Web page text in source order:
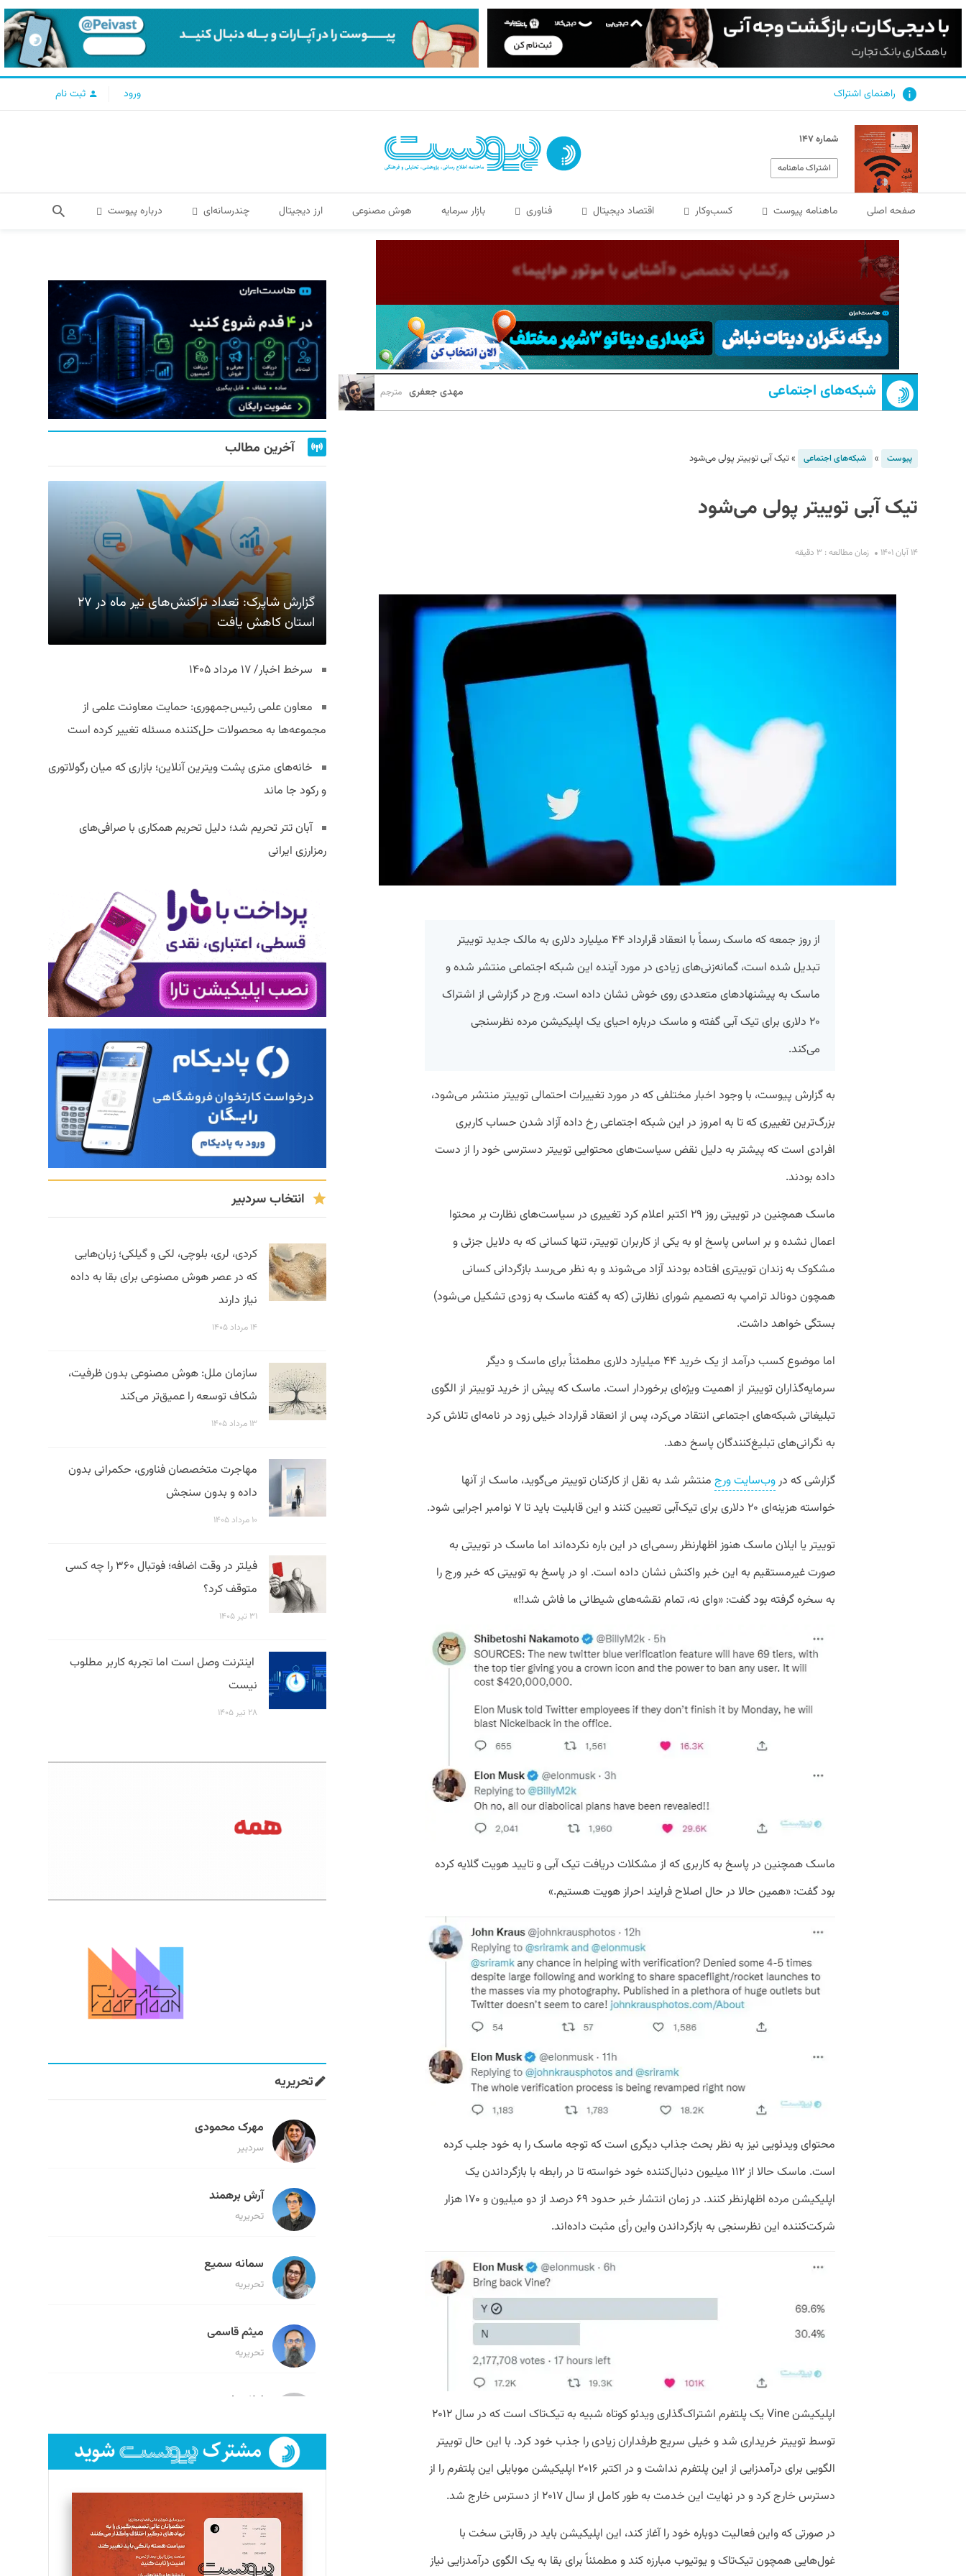
راهنمای اشتراک ورود ثبت نام
شماره ۱۴۷
اشتراک ماهنامه
صفحه اصلی ماهنامه پیوست کسب‌و‌کار اقتصاد دیجیتال فناوری بازار سرمایه هوش مصنوعی ارز دیجیتال چندرسانه‌ای درباره پیوست
شبکه‌های اجتماعی مهدی جعفری مترجم
پیوست » شبکه‌های اجتماعی »تیک آبی توییتر پولی می‌شود
تیک آبی توییتر پولی می‌شود
۱۴ آبان ۱۴۰۱ زمان مطالعه : ۳ دقیقه
از روز جمعه که ماسک رسماً با انعقاد قرارداد ۴۴ میلیارد دلاری به مالک جدید توییتر
تبدیل شده است، گمانه‌زنی‌های زیادی در مورد آینده این شبکه اجتماعی منتشر شده و
ماسک به پیشنهادهای متعددی روی خوش نشان داده‌ است. ورج در گزارشی از اشتراک
۲۰ دلاری برای تیک آبی گفته و ماسک درباره احیای یک اپلیکیشن مرده نظرسنجی
می‌کند.
به گزارش پیوست، با وجود اخبار مختلفی که در مورد تغییرات احتمالی توییتر منتشر می‌شود،
بزرگ‌ترین تغییری که تا به امروز در این شبکه اجتماعی رخ داده آزاد شدن حساب کاربری
افرادی است که پیشتر به دلیل نقض سیاست‌های محتوایی توییتر دسترسی خود را از دست
داده بودند.
ماسک همچنین در توییتی روز ۲۹ اکتبر اعلام کرد تغییری در سیاست‌های نظارت بر محتوا
اعمال نشده و بر اساس پاسخ او به یکی از کاربران توییتر، تنها کسانی که به دلایل جزئی و
مشکوک به زندان توییتری افتاده بودند آزاد می‌شوند و به نظر می‌رسد بازگردانی کسانی
همچون دونالد ترامپ به تصمیم شورای نظارتی (که به گفته ماسک به زودی تشکیل می‌شود)
بستگی خواهد داشت.
اما موضوع کسب درآمد از یک خرید ۴۴ میلیارد دلاری مطمئناً برای ماسک و دیگر
سرمایه‌گذاران توییتر از اهمیت ویژه‌ای برخوردار است. ماسک که پیش از خرید توییتر از الگوی
تبلیغاتی شبکه‌های اجتماعی انتقاد می‌کرد، پس از انعقاد قرارداد خیلی زود در نامه‌ای تلاش کرد
به نگرانی‌های تبلیغ‌کنندگان پاسخ دهد.
گزارشی که دروب‌سایت ورج منتشر شد به نقل از کارکنان توییتر می‌گوید، ماسک از آنها
خواسته هزینه‌ای ۲۰ دلاری برای تیک‌آبی تعیین کنند و این قابلیت باید تا ۷ نوامبر اجرایی شود.
توییتر یا ایلان ماسک هنوز اظهارنظر رسمی‌ای در این باره نکرده‌اند اما ماسک در توییتی به
صورت غیرمستقیم به این خبر واکنش نشان داده است. او در پاسخ به توییتی که خبر ورج را
به سخره گرفته بود گفت: «وای نه، تمام نقشه‌های شیطانی ما فاش شد!!»
ماسک همچنین در پاسخ به کاربری که از مشکلات دریافت تیک‌ آبی و تایید هویت گلایه کرده
بود گفت: «همین حالا در حال اصلاح فرایند احراز هویت هستیم.»
محتوای ویدئویی نیز به نظر بحث جذاب دیگری است که توجه ماسک را به خود جلب کرده
است. ماسک حالا از ۱۱۲ میلیون دنبال‌کننده خود خواسته تا در رابطه با بازگرداندن یک
اپلیکیشن مرده اظهارنظر کنند. در زمان انتشار خبر حدود ۶۹ درصد از دو میلیون و ۱۷۰ هزار
شرکت‌کننده این نظرسنجی به بازگرداندن واین رأی مثبت داده‌اند.
توسط توییتر خریداری شد و خیلی سریع طرفداران زیادی را جذب خود کرد. با این حال توییتر
الگویی برای درآمدزایی از این پلتفرم نداشت و در اکتبر ۲۰۱۶ اپلیکیشن موبایلی این پلتفرم را از
دسترس خارج کرد و در نهایت این خدمت به طور کامل از سال ۲۰۱۷ از دسترس خارج شد.
در صورتی که واین فعالیت دوباره خود را آغاز کند، این اپلیکیشن باید در رقابتی سخت با
غول‌هایی همچون تیک‌تاک و یوتیوب مبارزه کند و مطمئناً برای بقا به یک الگوی درآمدزایی نیاز
آخرین مطالب
گزارش شاپرک: تعداد تراکنش‌های تیر ماه در ۲۷
استان‌ کاهش یافت
سرخط اخبار/ ۱۷ مرداد ۱۴۰۵
معاون علمی رئیس‌جمهوری: حمایت معاونت علمی از
مجموعه‌ها به محصولات حل‌کننده مسئله تغییر کرده است
خانه‌های متری پشت ویترین آنلاین؛ بازاری که میان رگولاتوری
و رکود جا ماند
آبان تتر تحریم شد؛ دلیل تحریم همکاری با صرافی‌های
رمزارزی ایرانی
انتخاب سردبیر
کردی، لری، بلوچی، لکی و گیلکی؛ زبان‌هایی
که در عصر هوش مصنوعی برای بقا به داده
نیاز دارند
۱۴ مرداد ۱۴۰۵
سازمان ملل: هوش مصنوعی بدون ظرفیت،
شکاف توسعه را عمیق‌تر می‌کند
۱۳ مرداد ۱۴۰۵
مهاجرت متخصصان فناوری، حکمرانی بدون
داده و بدون سنجش
۱۰ مرداد ۱۴۰۵
فیلتر در وقت اضافه؛ فوتبال ۳۶۰ را چه کسی
متوقف کرد؟
۳۱ تیر ۱۴۰۵
اینترنت وصل است اما تجربه کاربر مطلوب
نیست
۲۸ تیر ۱۴۰۵
تحریریه
مهرک محمودی
سردبیر
آرش برهمند
تحریریه
سمانه سمیع
تحریریه
میثم قاسمی
تحریریه
لیلا حنارود
فائزه فتحی رستمی
تحریریه
سروش کرمیان
تحریریه